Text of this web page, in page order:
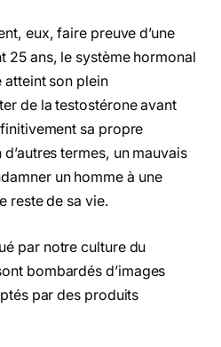
eux, faire preuve d’une
25 ans, le système hormonal
atteint son plein
de la testostérone avant
sa propre
termes, un mauvais
un homme à une
reste de sa vie.
par notre culture du
bombardés d’images
par des produits